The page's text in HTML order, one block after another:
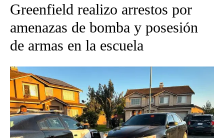
Greenfield realizo arrestos por
amenazas de bomba y posesión
de armas en la escuela